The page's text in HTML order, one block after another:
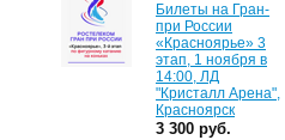
Билеты на Гран-
при России
«Красноярье» 3
этап, 1 ноября в
14:00, ЛД
"Кристалл Арена",
Красноярск
3 300 руб.